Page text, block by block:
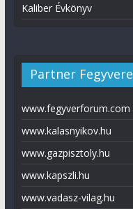
Kaliber Évkönyv
Partner
www.fegyverforum.com
www.kalasnyikov.hu
www.gazpisztoly.hu
www.kapszli.hu
www.vadasz-vilag.hu